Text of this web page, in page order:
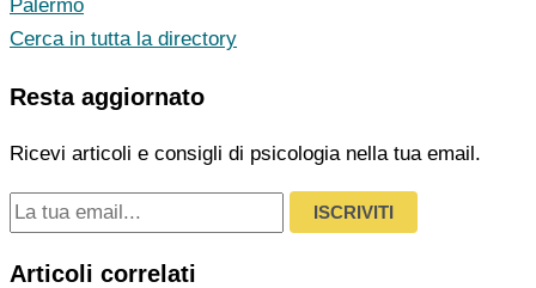
Palermo
Cerca in tutta la directory
Resta aggiornato
Ricevi articoli e consigli di psicologia nella tua email.
ISCRIVITI
Articoli correlati